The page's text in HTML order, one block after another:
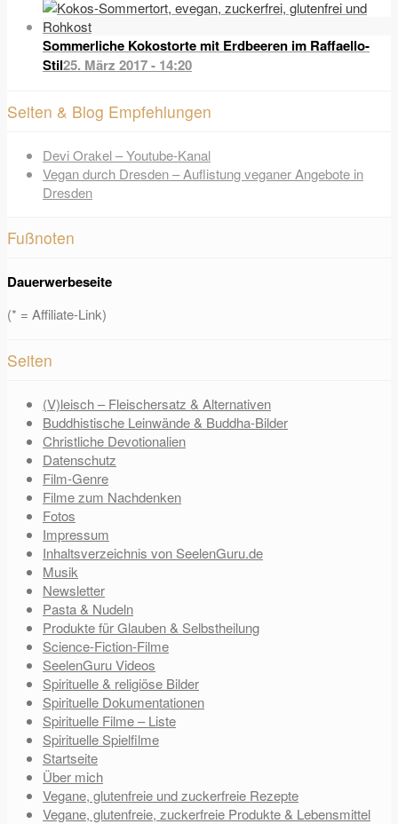
Sommerliche Kokostorte mit Erdbeeren im Raffaello-
Stil25. März 2017 - 14:20
Seiten & Blog Empfehlungen
Devi Orakel – Youtube-Kanal
Vegan durch Dresden – Auflistung veganer Angebote in
Dresden
Fußnoten
Dauerwerbeseite
(* = Affiliate-Link)
Seiten
(V)leisch – Fleischersatz & Alternativen
Buddhistische Leinwände & Buddha-Bilder
Christliche Devotionalien
Datenschutz
Film-Genre
Filme zum Nachdenken
Fotos
Impressum
Inhaltsverzeichnis von SeelenGuru.de
Musik
Newsletter
Pasta & Nudeln
Produkte für Glauben & Selbstheilung
Science-Fiction-Filme
SeelenGuru Videos
Spirituelle & religiöse Bilder
Spirituelle Dokumentationen
Spirituelle Filme – Liste
Spirituelle Spielfilme
Startseite
Über mich
Vegane, glutenfreie und zuckerfreie Rezepte
Vegane, glutenfreie, zuckerfreie Produkte & Lebensmittel